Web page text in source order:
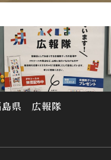
島県 広報隊